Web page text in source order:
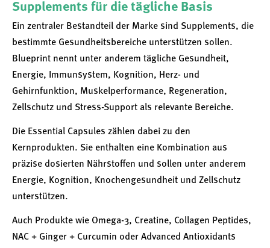
Supplements für die tägliche Basis
Ein zentraler Bestandteil der Marke sind Supplements, die
bestimmte Gesundheitsbereiche unterstützen sollen.
Blueprint nennt unter anderem tägliche Gesundheit,
Energie, Immunsystem, Kognition, Herz- und
Gehirnfunktion, Muskelperformance, Regeneration,
Zellschutz und Stress-Support als relevante Bereiche.
Die Essential Capsules zählen dabei zu den
Kernprodukten. Sie enthalten eine Kombination aus
präzise dosierten Nährstoffen und sollen unter anderem
Energie, Kognition, Knochengesundheit und Zellschutz
unterstützen.
Auch Produkte wie Omega-3, Creatine, Collagen Peptides,
NAC + Ginger + Curcumin oder Advanced Antioxidants